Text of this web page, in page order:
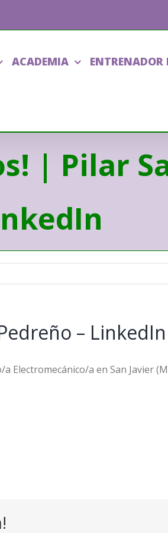
ACADEMIA ENTRENADOR
| Pilar
– LinkedIn
a en San Javier